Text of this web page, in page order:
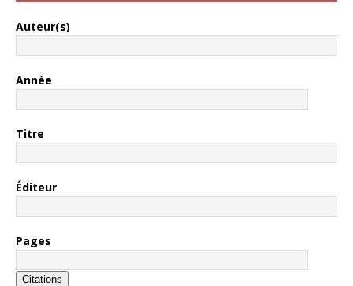
Auteur(s)
Année
Titre
Éditeur
Pages
Citations